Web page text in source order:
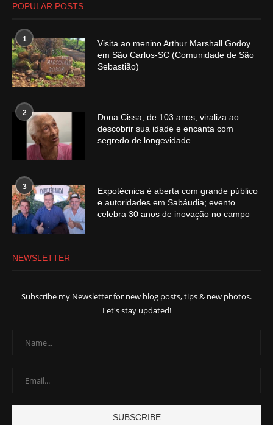
POPULAR POSTS
1
Visita ao menino Arthur Marshall Godoy
em São Carlos-SC (Comunidade de São
Sebastião)
2
Dona Cissa, de 103 anos, viraliza ao
descobrir sua idade e encanta com
segredo de longevidade
3
Expotécnica é aberta com grande público
e autoridades em Sabáudia; evento
celebra 30 anos de inovação no campo
NEWSLETTER
Subscribe my Newsletter for new blog posts, tips & new photos.
Let's stay updated!